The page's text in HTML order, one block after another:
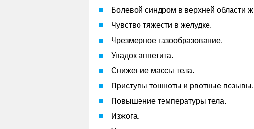
Болевой синдром в верхней области
Чувство тяжести в желудке.
Чрезмерное газообразование.
Упадок аппетита.
Снижение массы тела.
Приступы тошноты и рвотные позывы.
Повышение температуры тела.
Изжога.